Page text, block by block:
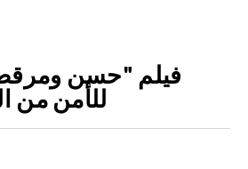
فيلم "حسن
للأمن من